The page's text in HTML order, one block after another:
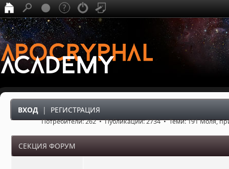
ВХОД | РЕГИСТРАЦИЯ
Потребители: 262 • Публикации: 2734 • Теми: 191 Моля,
СЕКЦИЯ ФОРУМ